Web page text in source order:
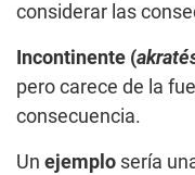
considerar las
Incontinente (
pero carece de la
consecuencia.
Un ejemplo sería